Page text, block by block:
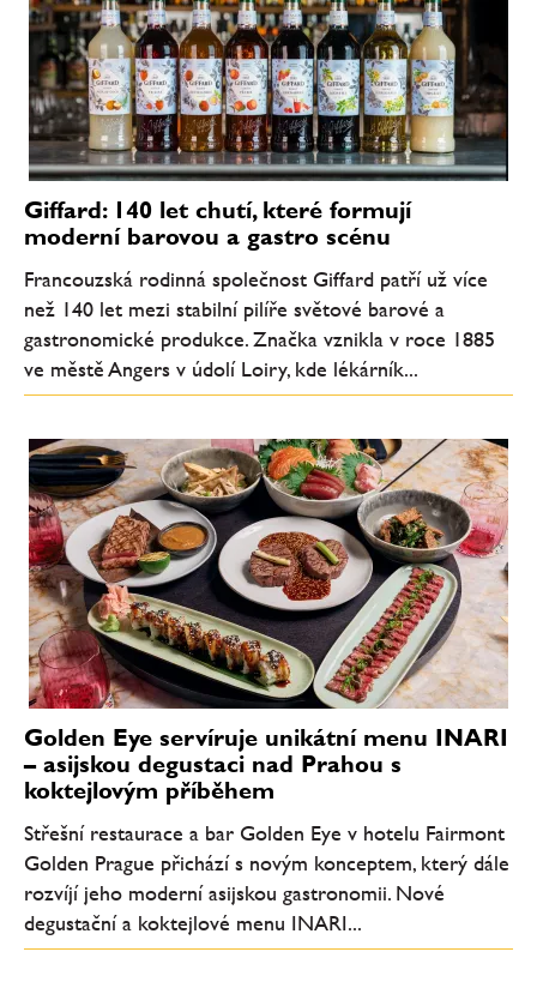
Giffard: 140 let chutí, které formují
moderní barovou a gastro scénu
Francouzská rodinná společnost Giffard patří už více
než 140 let mezi stabilní pilíře světové barové a
gastronomické produkce. Značka vznikla v roce 1885
ve městě Angers v údolí Loiry, kde lékárník...
Golden Eye servíruje unikátní menu INARI
– asijskou degustaci nad Prahou s
koktejlovým příběhem
Střešní restaurace a bar Golden Eye v hotelu Fairmont
Golden Prague přichází s novým konceptem, který dále
rozvíjí jeho moderní asijskou gastronomii. Nové
degustační a koktejlové menu INARI...